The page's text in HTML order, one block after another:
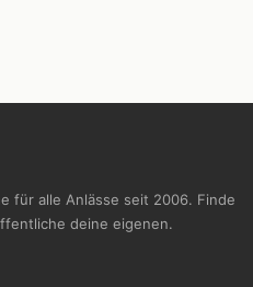
für alle Anlässe seit 2006. Finde
deine eigenen.